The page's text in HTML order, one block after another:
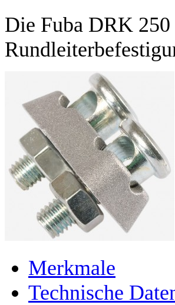
Die Fuba DRK
Merkmale
Technische